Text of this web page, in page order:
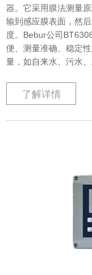
器。它采用膜法测量
输到感应膜表面，然
度。Bebur公司
便、测量准确、稳定
量，如自来水、污水
了解详情